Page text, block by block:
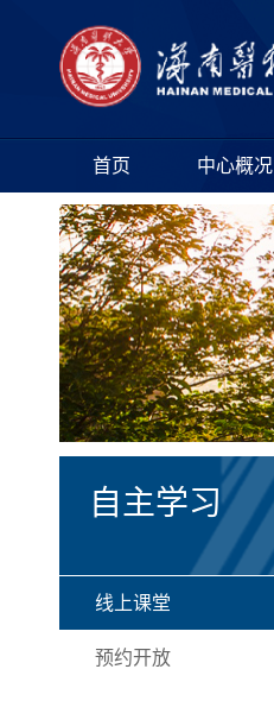
首页 中心概况
自主学习
线上课堂
预约开放